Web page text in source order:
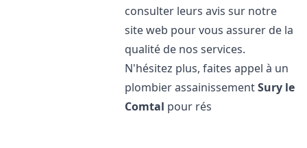
consulter leurs avis sur notre
site web pour vous assurer de la
qualité de nos services.
N'hésitez plus, faites appel à un
plombier assainissementSury le
Comtal pour rés